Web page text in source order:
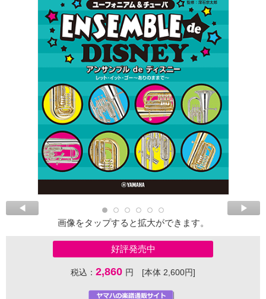
画像をタップすると拡大ができます。
好評発売中
税込： 2,860 円 [本体 2,600円]